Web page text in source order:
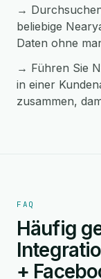
→
beliebige
Daten ohne
→ Führen Sie
in einer
zusammen,
FAQ
Häufig
+